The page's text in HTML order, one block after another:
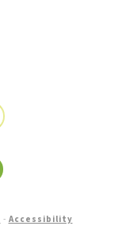
- Accessibility